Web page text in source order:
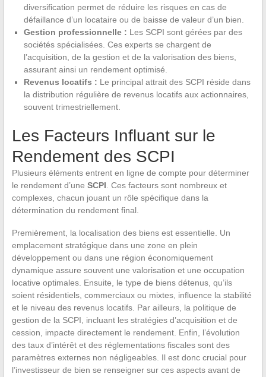
diversification permet de réduire les risques en cas de
défaillance d’un locataire ou de baisse de valeur d’un bien.
Gestion professionnelle : Les SCPI sont gérées par des
sociétés spécialisées. Ces experts se chargent de
l’acquisition, de la gestion et de la valorisation des biens,
assurant ainsi un rendement optimisé.
Revenus locatifs : Le principal attrait des SCPI réside dans
la distribution régulière de revenus locatifs aux actionnaires,
souvent trimestriellement.
Les Facteurs Influant sur le
Rendement des SCPI
Plusieurs éléments entrent en ligne de compte pour déterminer
le rendement d’une SCPI . Ces facteurs sont nombreux et
complexes, chacun jouant un rôle spécifique dans la
détermination du rendement final.
Premièrement, la localisation des biens est essentielle. Un
emplacement stratégique dans une zone en plein
développement ou dans une région économiquement
dynamique assure souvent une valorisation et une occupation
locative optimales. Ensuite, le type de biens détenus, qu’ils
soient résidentiels, commerciaux ou mixtes, influence la stabilité
et le niveau des revenus locatifs. Par ailleurs, la politique de
gestion de la SCPI, incluant les stratégies d’acquisition et de
cession, impacte directement le rendement. Enfin, l’évolution
des taux d’intérêt et des réglementations fiscales sont des
paramètres externes non négligeables. Il est donc crucial pour
l’investisseur de bien se renseigner sur ces aspects avant de